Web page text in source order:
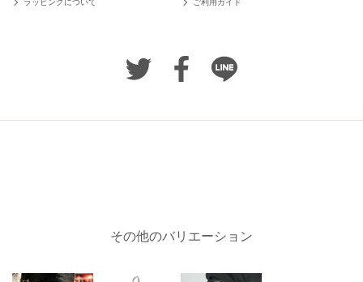
ラッピングについて ご利用ガイド
その他のバリエーション